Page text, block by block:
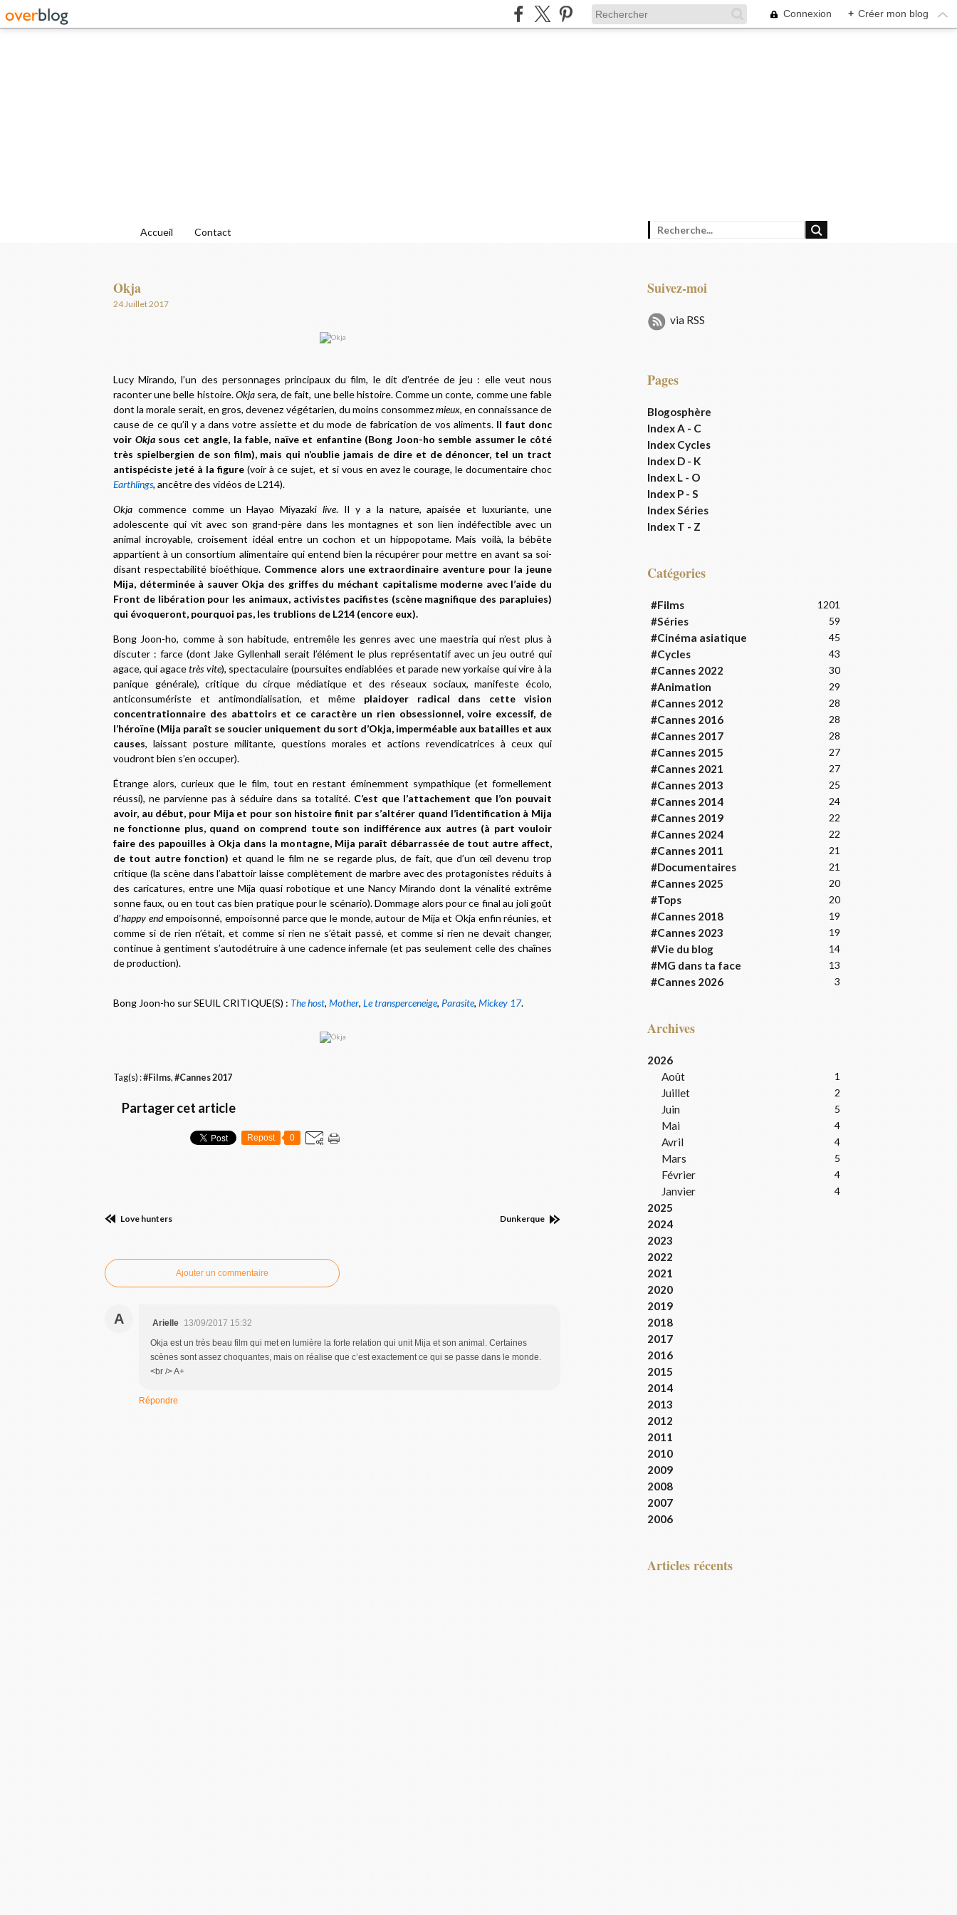
Connexion + Créer mon blog
Accueil Contact
Okja
24 Juillet 2017
Lucy Mirando, l’un des personnages principaux du film, le dit d’entrée de jeu : elle veut nous
raconter une belle histoire.Okjasera, de fait, une belle histoire. Comme un conte, comme une fable
dont la morale serait, en gros, devenez végétarien, du moins consommezmieux, en connaissance de
cause de ce qu’il y a dans votre assiette et du mode de fabrication de vos aliments. Il faut donc
voir Okjasous cet angle, la fable, naïve et enfantine (Bong Joon-ho semble assumer le côté
très spielbergien de son film), mais qui n’oublie jamais de dire et de dénoncer, tel un tract
antispéciste jeté à la figure (voir à ce sujet, et si vous en avez le courage, le documentaire choc
Earthlings, ancêtre des vidéos de L214).
Okja commence comme un Hayao Miyazakilive. Il y a la nature, apaisée et luxuriante, une
adolescente qui vit avec son grand-père dans les montagnes et son lien indéfectible avec un
animal incroyable, croisement idéal entre un cochon et un hippopotame. Mais voilà, la bébête
appartient à un consortium alimentaire qui entend bien la récupérer pour mettre en avant sa soi-
disant respectabilité bioéthique. Commence alors une extraordinaire aventure pour la jeune
Mija, déterminée à sauver Okja des griffes du méchant capitalisme moderne avec l’aide du
Front de libération pour les animaux, activistes pacifistes (scène magnifique des parapluies)
qui évoqueront, pourquoi pas, les trublions de L214 (encore eux).
Bong Joon-ho, comme à son habitude, entremêle les genres avec une maestria qui n’est plus à
discuter : farce (dont Jake Gyllenhall serait l’élément le plus représentatif avec un jeu outré qui
agace, qui agacetrès vite), spectaculaire (poursuites endiablées et parade new yorkaise qui vire à la
panique générale), critique du cirque médiatique et des réseaux sociaux, manifeste écolo,
anticonsumériste et antimondialisation, et même plaidoyer radical dans cette vision
concentrationnaire des abattoirs et ce caractère un rien obsessionnel, voire excessif, de
l’héroïne (Mija paraît se soucier uniquement du sort d’Okja, imperméable aux batailles et aux
causes, laissant posture militante, questions morales et actions revendicatrices à ceux qui
voudront bien s’en occuper).
Étrange alors, curieux que le film, tout en restant éminemment sympathique (et formellement
réussi), ne parvienne pas à séduire dans sa totalité. C’est que l’attachement que l’on pouvait
avoir, au début, pour Mija et pour son histoire finit par s’altérer quand l’identification à Mija
ne fonctionne plus, quand on comprend toute son indifférence aux autres (à part vouloir
faire des papouilles à Okja dans la montagne, Mija paraît débarrassée de tout autre affect,
de tout autre fonction) et quand le film ne se regarde plus, de fait, que d’un œil devenu trop
critique (la scène dans l’abattoir laisse complètement de marbre avec des protagonistes réduits à
des caricatures, entre une Mija quasi robotique et une Nancy Mirando dont la vénalité extrême
sonne faux, ou en tout cas bien pratique pour le scénario). Dommage alors pour ce final au joli goût
d’happy endempoisonné, empoisonné parce que le monde, autour de Mija et Okja enfin réunies, et
comme si de rien n’était, et comme si rien ne s’était passé, et comme si rien ne devait changer,
continue à gentiment s’autodétruire à une cadence infernale (et pas seulement celle des chaînes
de production).
Bong Joon-ho sur SEUIL CRITIQUE(S) : The host, Mother, Le transperceneige, Parasite, Mickey 17.
Tag(s) :#Films, #Cannes 2017
Partager cet article
Repost 0
Love hunters Dunkerque
Ajouter un commentaire
A Arielle 13/09/2017 15:32
Okja est un très beau film qui met en lumière la forte relation qui unit Mija et son animal. Certaines
scènes sont assez choquantes, mais on réalise que c’est exactement ce qui se passe dans le monde.
<br /> A+
Répondre
Suivez-moi
via RSS
Pages
Blogosphère
Index A - C
Index Cycles
Index D - K
Index L - O
Index P - S
Index Séries
Index T - Z
Catégories
#Films 1201
#Séries 59
#Cinéma asiatique 45
#Cycles 43
#Cannes 2022 30
#Animation 29
#Cannes 2012 28
#Cannes 2016 28
#Cannes 2017 28
#Cannes 2015 27
#Cannes 2021 27
#Cannes 2013 25
#Cannes 2014 24
#Cannes 2019 22
#Cannes 2024 22
#Cannes 2011 21
#Documentaires 21
#Cannes 2025 20
#Tops 20
#Cannes 2018 19
#Cannes 2023 19
#Vie du blog 14
#MG dans ta face 13
#Cannes 2026 3
Archives
2026
Août
1
Juillet 2
Juin 5
Mai 4
Avril 4
Mars 5
Février 4
Janvier 4
2025
2024
2023
2022
2021
2020
2019
2018
2017
2016
2015
2014
2013
2012
2011
2010
2009
2008
2007
2006
articles récents